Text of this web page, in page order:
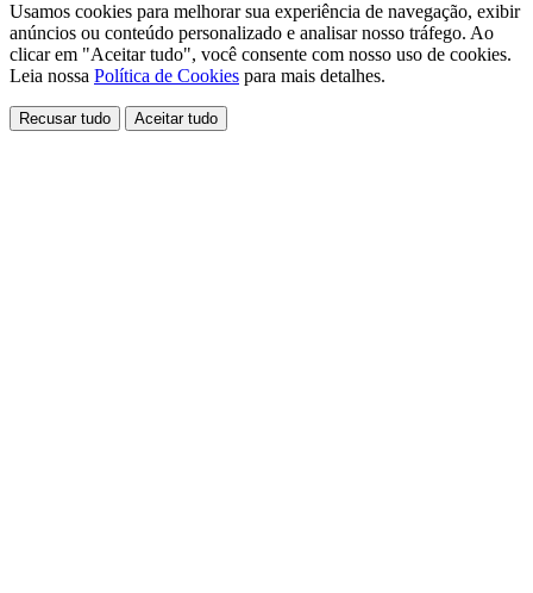
Usamos cookies para melhorar sua experiência de navegação, exibir
anúncios ou conteúdo personalizado e analisar nosso tráfego. Ao
clicar em "Aceitar tudo", você consente com nosso uso de cookies.
Leia nossa Política de Cookies para mais detalhes.
Recusar tudo Aceitar tudo